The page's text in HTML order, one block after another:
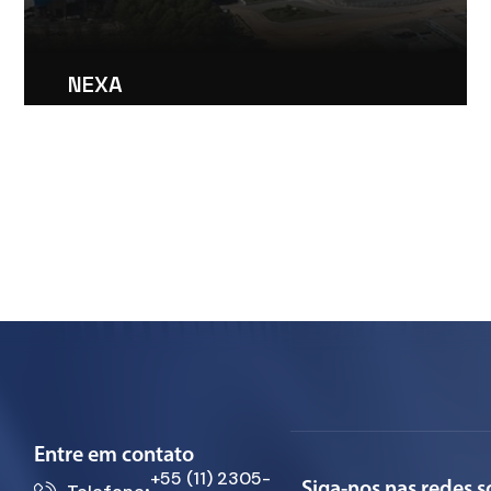
NEXA
Entre em contato
+55 (11) 2305-